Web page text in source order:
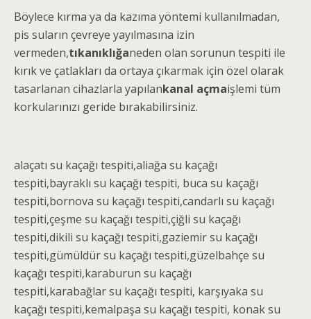
Böylece kırma ya da kazıma yöntemi kullanılmadan,
pis suların çevreye yayılmasına izin
vermeden,tıkanıklığaneden olan sorunun tespiti ile
kırık ve çatlakları da ortaya çıkarmak için özel olarak
tasarlanan cihazlarla yapılankanal açmaişlemi tüm
korkularınızı geride bırakabilirsiniz.
alaçatı su kaçağı tespiti,aliağa su kaçağı
tespiti,bayraklı su kaçağı tespiti, buca su kaçağı
tespiti,bornova su kaçağı tespiti,candarlı su kaçağı
tespiti,çeşme su kaçağı tespiti,çiğli su kaçağı
tespiti,dikili su kaçağı tespiti,gaziemirsu kaçağı
tespiti,gümüldürsu kaçağı tespiti,güzelbahçe su
kaçağı tespiti,karaburun su kaçağı
tespiti,karabağlarsu kaçağı tespiti, karşıyaka su
kaçağı tespiti,kemalpaşa su kaçağı tespiti, konaksu